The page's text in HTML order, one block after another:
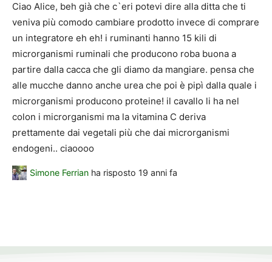
Ciao Alice, beh già che c`eri potevi dire alla ditta che ti
veniva più comodo cambiare prodotto invece di comprare
un integratore eh eh! i ruminanti hanno 15 kili di
microrganismi ruminali che producono roba buona a
partire dalla cacca che gli diamo da mangiare. pensa che
alle mucche danno anche urea che poi è pipì dalla quale i
microrganismi producono proteine! il cavallo li ha nel
colon i microrganismi ma la vitamina C deriva
prettamente dai vegetali più che dai microrganismi
endogeni.. ciaoooo
Simone Ferrian ha risposto 19 anni fa